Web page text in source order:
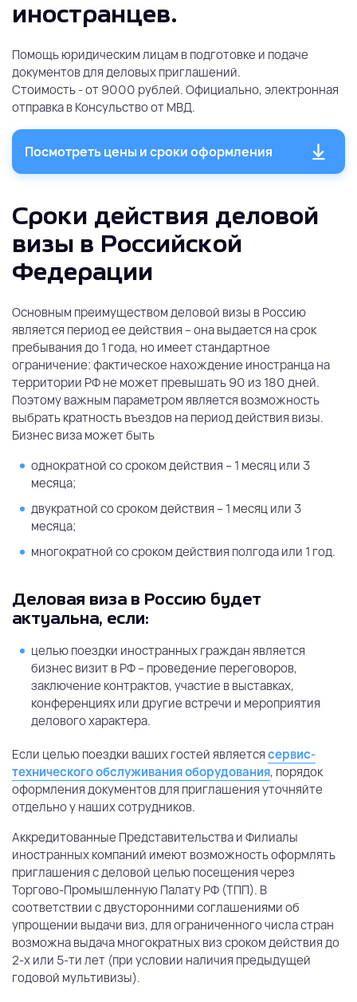
иностранцев.
Помощь юридическим лицам в подготовке и подаче
документов для деловых приглашений.
Стоимость -от 9000 рублей.Официально, электронная
отправка в Консульство от МВД.
Посмотреть цены и сроки оформления
Сроки действия деловой
визы в Российской
Федерации
Основным преимуществом деловой визы в Россию
является период ее действия – она выдается на срок
пребывания до 1 года, но имеет стандартное
ограничение: фактическое нахождение иностранца на
территории РФ не может превышать 90 из 180 дней.
Поэтому важным параметром является возможность
выбрать кратность въездов на период действия визы.
Бизнес виза может быть
однократной со сроком действия – 1 месяц или 3
месяца;
двукратной со сроком действия – 1 месяц или 3
месяца;
многократной со сроком действия полгода или 1 год.
Деловая виза в Россию будет
актуальна, если:
целью поездки иностранных граждан является
бизнес визит в РФ – проведение переговоров,
заключение контрактов, участие в выставках,
конференциях или другие встречи и мероприятия
делового характера.
Если целью поездки ваших гостей являетсясервис-
технического обслуживания оборудования, порядок
оформления документов для приглашения уточняйте
отдельно у наших сотрудников.
Аккредитованные Представительства и Филиалы
иностранных компаний имеют возможность оформлять
приглашения с деловой целью посещения через
Торгово-Промышленную Палату РФ (ТПП). В
соответствии с двусторонними соглашениями об
упрощении выдачи виз, для ограниченного числа стран
возможна выдача многократных виз сроком действия до
2-х или 5-ти лет (при условии наличия предыдущей
годовой мультивизы).